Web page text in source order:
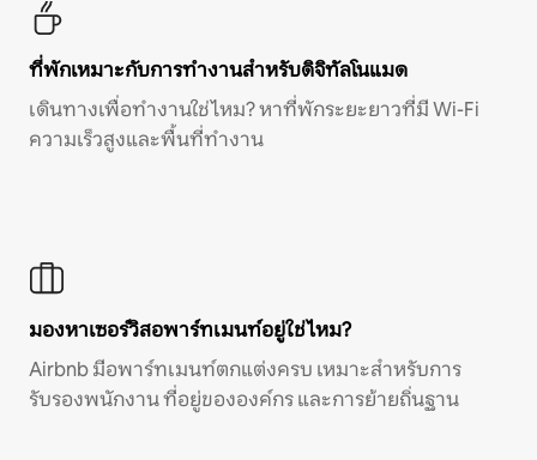
ที่พักเหมาะกับการทำงานสำหรับดิจิทัลโนแมด
เดินทางเพื่อทำงานใช่ไหม? หาที่พักระยะยาวที่มี Wi-Fi
ความเร็วสูงและพื้นที่ทำงาน
มองหาเซอร์วิสอพาร์ทเมนท์อยู่ใช่ไหม?
Airbnb มีอพาร์ทเมนท์ตกแต่งครบ เหมาะสำหรับการ
รับรองพนักงาน ที่อยู่ขององค์กร และการย้ายถิ่นฐาน